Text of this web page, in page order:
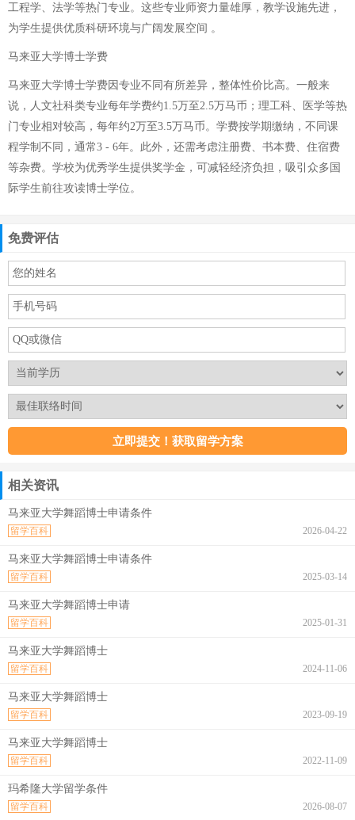
工程学、法学等热门专业。这些专业师资力量雄厚，教学设施先进，
为学生提供优质科研环境与广阔发展空间 。
马来亚大学博士学费
马来亚大学博士学费因专业不同有所差异，整体性价比高。一般来
说，人文社科类专业每年学费约1.5万至2.5万马币；理工科、医学等热
门专业相对较高，每年约2万至3.5万马币。学费按学期缴纳，不同课
程学制不同，通常3 - 6年。此外，还需考虑注册费、书本费、住宿费
等杂费。学校为优秀学生提供奖学金，可减轻经济负担，吸引众多国
际学生前往攻读博士学位。
免费评估
相关资讯
马来亚大学舞蹈博士申请条件
2026-04-22
留学百科
马来亚大学舞蹈博士申请条件
2025-03-14
留学百科
马来亚大学舞蹈博士申请
2025-01-31
留学百科
马来亚大学舞蹈博士
2024-11-06
留学百科
马来亚大学舞蹈博士
2023-09-19
留学百科
马来亚大学舞蹈博士
2022-11-09
留学百科
玛希隆大学留学条件
2026-08-07
留学百科